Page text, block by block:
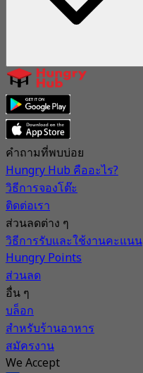
คำถามที่พบบ่อย
Hungry Hub คืออะไร?
วิธีการจองโต๊ะ
ติดต่อเรา
ส่วนลดต่าง ๆ
วิธีการรับและใช้งานคะแนน
Hungry Points
ส่วนลด
อื่น ๆ
บล็อก
สำหรับร้านอาหาร
สมัครงาน
We Accept